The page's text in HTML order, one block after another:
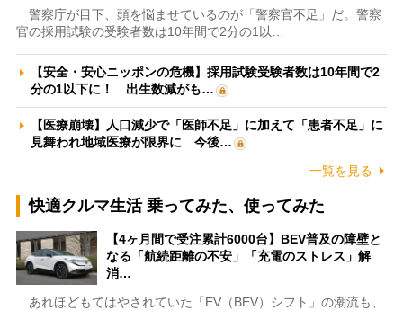
警察庁が目下、頭を悩ませているのが「警察官不足」だ。警察
官の採用試験の受験者数は10年間で2分の1以…
【安全・安心ニッポンの危機】採用試験受験者数は10年間で2
分の1以下に！ 出生数減がも…
【医療崩壊】人口減少で「医師不足」に加えて「患者不足」に
見舞われ地域医療が限界に 今後…
一覧を見る
快適クルマ生活 乗ってみた、使ってみた
【4ヶ月間で受注累計6000台】BEV普及の障壁と
なる「航続距離の不安」「充電のストレス」解
消…
あれほどもてはやされていた「EV（BEV）シフト」の潮流も、